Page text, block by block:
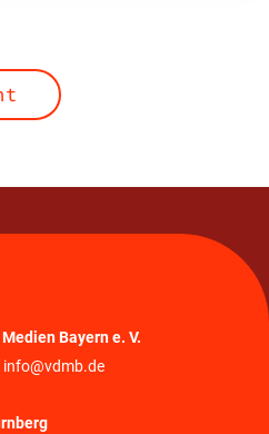
Bayern e. V.
info@vdmb.de